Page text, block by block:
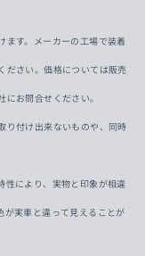
ます。メーカーの工場で装着
ださい。価格については販売
お問合せください。
り付け出来ないものや、同時
性により、実物と印象が相違
が実車と違って見えることが